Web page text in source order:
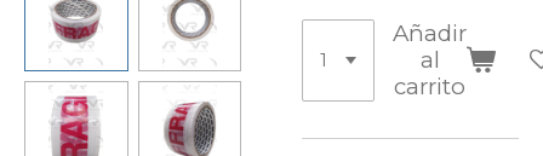
Añadir
al
carrito